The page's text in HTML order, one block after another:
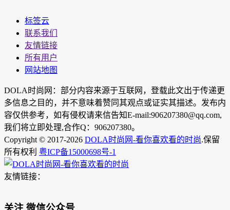
标签云
联系我们
友情链接
所有用户
网站地图
DOLA时尚网：部分内容来源于互联网，登载此文出于传递更
多信息之目的，并不意味着赞同其观点或证实其描述。发布内
容仅供参考，如有侵权请来信告知E-mail:906207380@qq.com,
我们将立即处理,合作Q：906207380。
Copyright © 2017-2026 DOLA时尚网-看你喜欢看的时尚.保留
所有权利 粤ICP备15000698号-1
友情链接：
关注 微信公众号